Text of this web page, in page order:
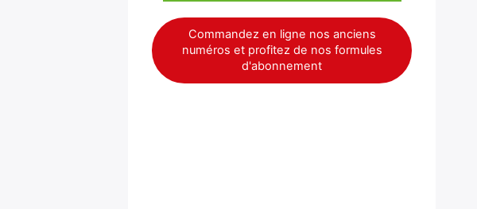
Commandez en ligne nos anciens
numéros et profitez de nos formules
d'abonnement